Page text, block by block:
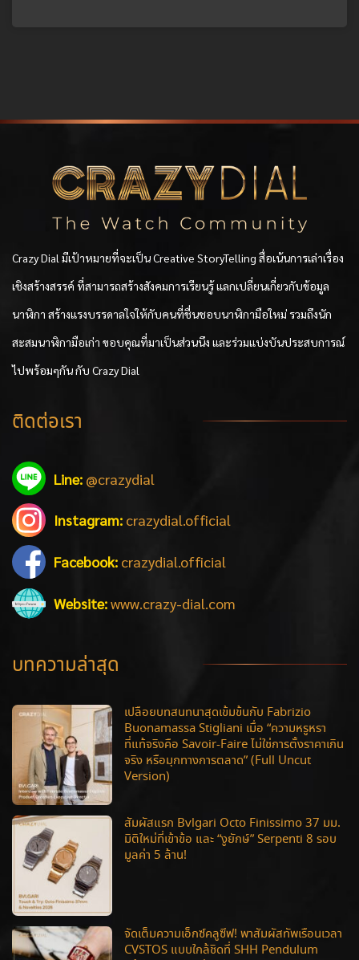
Crazy Dial มีเป้าหมายที่จะเป็น Creative StoryTelling สื่อเน้นการเล่าเรื่อง
เชิงสร้างสรรค์ ที่สามารถสร้างสังคมการเรียนรู้ แลกเปลี่ยนเกี่ยวกับข้อมูล
นาฬิกา สร้างแรงบรรดาลใจให้กับคนที่ชื่นชอบนาฬิกามือใหม่ รวมถึงนัก
สะสมนาฬิกามือเก่า ขอบคุณที่มาเป็นส่วนนึง และร่วมแบ่งบันประสบการณ์
ไปพร้อมๆกัน กับ Crazy Dial
ติดต่อเรา
Line: @crazydial
Instagram: crazydial.official
Facebook: crazydial.official
Website:www.crazy-dial.com
บทความล่าสุด
เปลือยบทสนทนาสุดเข้มข้นกับ Fabrizio
Buonamassa Stigliani เมื่อ “ความหรูหรา
ที่แท้จริงคือ Savoir-Faire ไม่ใช่การตั้งราคาเกิน
จริง หรือมุกทางการตลาด” (Full Uncut
Version)
สัมผัสแรก Bvlgari Octo Finissimo 37 มม.
มิติใหม่ที่เข้าข้อ และ “งูยักษ์” Serpenti 8 รอบ
มูลค่า 5 ล้าน!
จัดเต็มความเอ็กซ์คลูซีฟ! พาสัมผัสทัพเรือนเวลา
CVSTOS แบบใกล้ชิดที่ SHH Pendulum